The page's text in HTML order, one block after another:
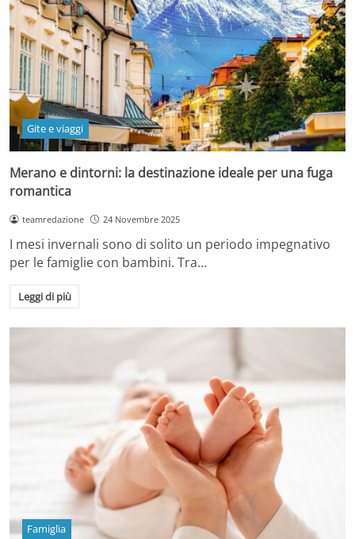
Gite e viaggi
Merano e dintorni: la destinazione ideale per una fuga
romantica
teamredazione 24 Novembre 2025
I mesi invernali sono di solito un periodo impegnativo
per le famiglie con bambini. Tra…
Leggi di più
Famiglia